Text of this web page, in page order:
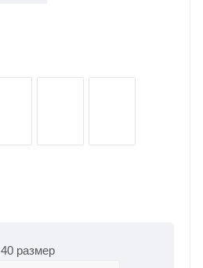
40 размер